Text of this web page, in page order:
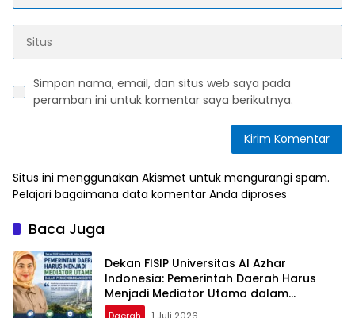
Simpan nama, email, dan situs web saya pada
peramban ini untuk komentar saya berikutnya.
Situs ini menggunakan Akismet untuk mengurangi spam.
Pelajari bagaimana data komentar Anda diproses
Baca Juga
Dekan FISIP Universitas Al Azhar
Indonesia: Pemerintah Daerah Harus
Menjadi Mediator Utama dalam
Pengembangan Geotermal
Daerah 1 Juli 2026